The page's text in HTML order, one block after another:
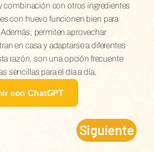
combinación con otros ingredientes
con huevo funcionen bien para
permiten aprovechar
en casa y adaptarse a diferentes
razón, son una opción frecuente
sencillas para el día a día.
con ChatGPT
Siguiente